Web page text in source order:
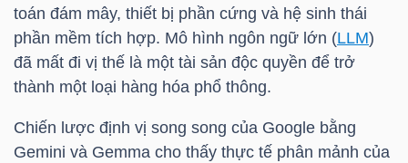
toán đám mây, thiết bị phần cứng và hệ sinh thái
phần mềm tích hợp. Mô hình ngôn ngữ lớn (LLM)
đã mất đi vị thế là một tài sản độc quyền để trở
thành một loại hàng hóa phổ thông.
Chiến lược định vị song song của Google bằng
Gemini và Gemma cho thấy thực tế phân mảnh của